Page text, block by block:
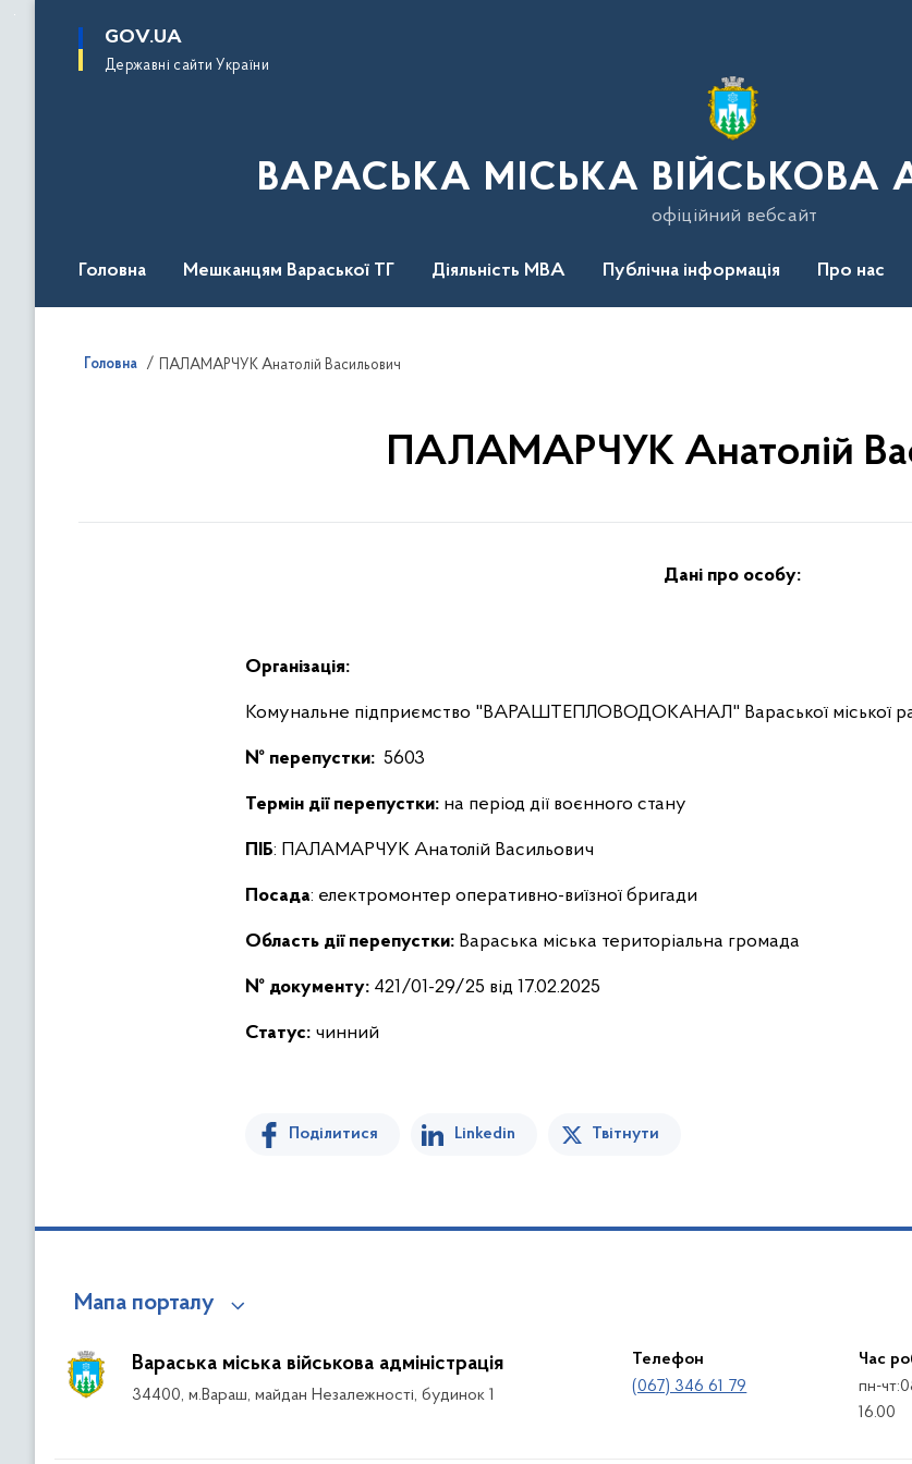
основного
GOV.UA
Державні сайти України
ВАРАСЬКА МІСЬКА ВІЙСЬКОВА
офіційний вебсайт
Головна Мешканцям Вараської ТГ Діяльність МВА Публічна інформація Про нас
Головна ПАЛАМАРЧУК Анатолій Васильович
ПАЛАМАРЧУК Анатолій
Дані про особу:
Організація:
Комунальне підприємство "ВАРАШТЕПЛОВОДОКАНАЛ" Вараської міської
№ перепустки: 5603
Термін дії перепустки: на період дії воєнного стану
ПІБ: ПАЛАМАРЧУК Анатолій Васильович
Посада: електромонтер оперативно-виїзної бригади
Область дії перепустки: Вараська міська територіальна громада
№ документу: 421/01-29/25 від 17.02.2025
Статус: чинний
Поділитися Linkedin Твітнути
Мапа порталу
Вараська міська військова адміністрація
34400, м.Вараш, майдан Незалежності, будинок 1
Телефон
(067) 346 61 79
Час
пн-
16.00